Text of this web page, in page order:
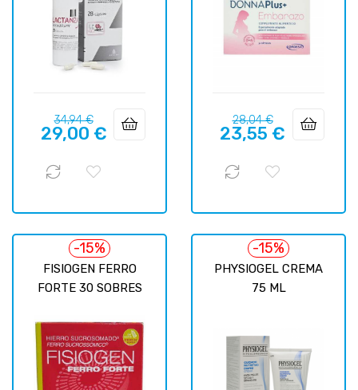
Prix
habituel
34,94 €Prix
29,00 €
Prix
habituel
28,04 €Prix
23,55 €
FISIOGEN FERRO
FORTE 30 SOBRES
-15%
PHYSIOGEL CREMA
75 ML
-15%